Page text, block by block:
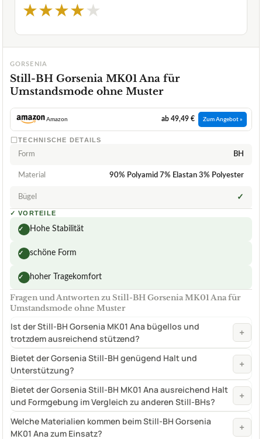
★★★★★
GORSENIA
Still-BH Gorsenia MK01 Ana für
Umstandsmode ohne Muster
Amazon ab 49,49 € Zum Angebot »
TECHNISCHE DETAILS
Form BH
Material 90% Polyamid 7% Elastan 3% Polyester
Bügel ✓
✓ VORTEILE
✓ Hohe Stabilität
✓ schöne Form
✓ hoher Tragekomfort
Fragen und Antworten zu Still-BH Gorsenia MK01 Ana für
Umstandsmode ohne Muster
Ist der Still-BH Gorsenia MK01 Ana bügellos und
trotzdem ausreichend stützend?
+
Bietet der Gorsenia Still-BH genügend Halt und
Unterstützung?
+
Bietet der Gorsenia Still-BH MK01 Ana ausreichend Halt
und Formgebung im Vergleich zu anderen Still-BHs?
+
Welche Materialien kommen beim Still-BH Gorsenia
MK01 Ana zum Einsatz?
+